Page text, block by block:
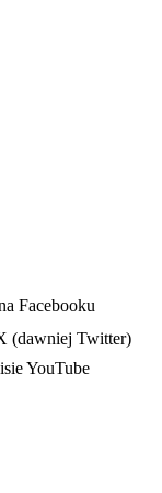
Facebooku
(dawniej Twitter)
YouTube